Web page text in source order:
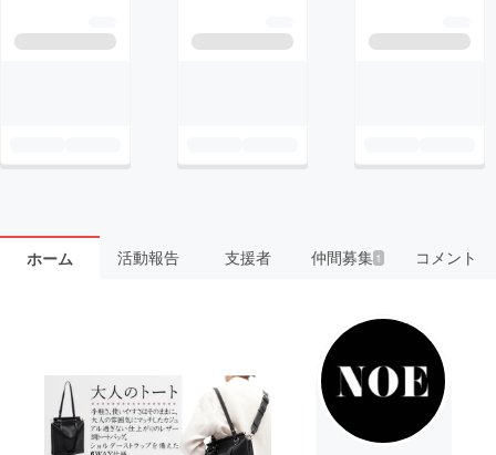
ホーム 活動報告 支援者 仲間募集 1 コメント